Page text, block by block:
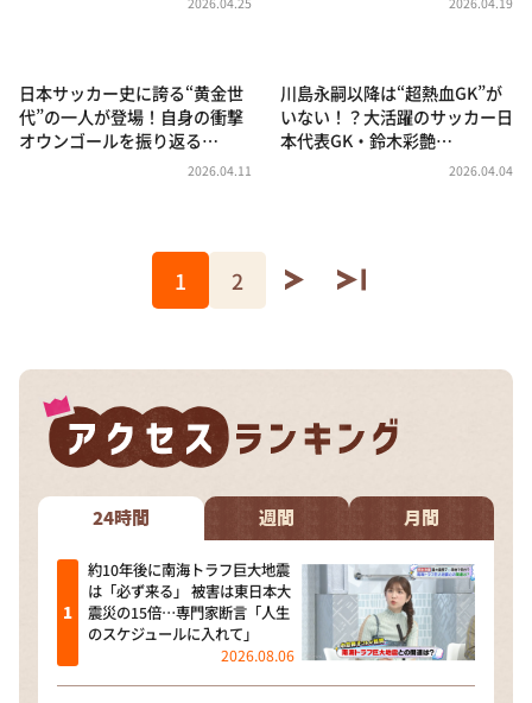
日本サッカー史に誇る“黄金世
代”の一人が登場！自身の衝撃
オウンゴールを振り返る…
2026.04.11
川島永嗣以降は“超熱血GK”が
いない！？大活躍のサッカー日
本代表GK・鈴木彩艶…
2026.04.04
1 2
24時間 週間 月間
約10年後に南海トラフ巨大地震
は「必ず来る」 被害は東日本大
震災の15倍…専門家断言「人生
のスケジュールに入れて」
2026.08.06